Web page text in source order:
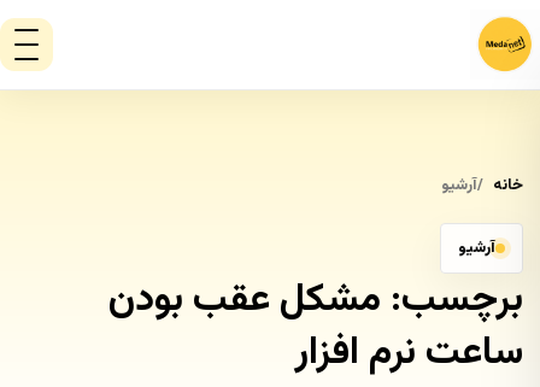
خانه آرشیو
آرشیو
برچسب: مشکل عقب بودن
ساعت نرم افزار